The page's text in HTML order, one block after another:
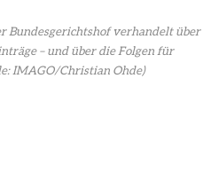
Bundesgerichtshof verhandelt über
– und über die Folgen für
IMAGO/Christian Ohde)